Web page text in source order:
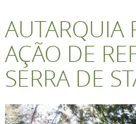
AUTARQUIA
AÇÃO DE
SERRA DE